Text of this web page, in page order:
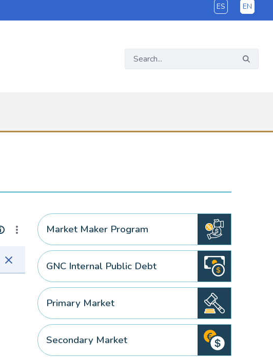
ES EN
Market Maker Program
GNC Internal Public Debt
Primary Market
Secondary Market